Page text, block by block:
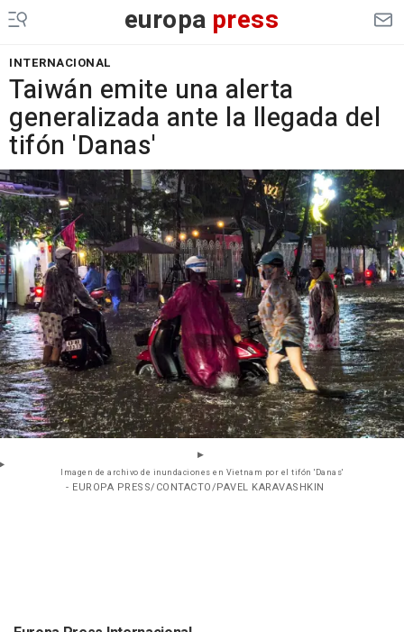
europa press
INTERNACIONAL
Taiwán emite una alerta
generalizada ante la llegada del
tifón 'Danas'
Imagen de archivo de inundaciones en Vietnam por el tifón 'Danas'
- EUROPA PRESS/CONTACTO/PAVEL KARAVASHKIN